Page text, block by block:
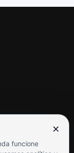
×
funcione